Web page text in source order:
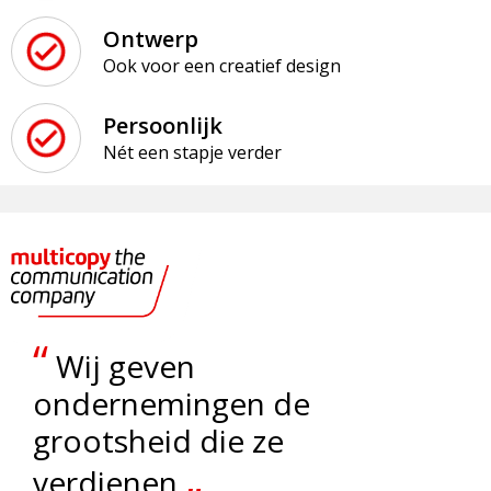
Snoepgoed
Spellen voor binnen en buiten
Sport
Veiligheid, Auto en Fiets
Matrozentassen
Opvouwbare tassen
Papieren tassen
Promotietassen
Rugzakken
Schoudertassen
Sporttassen
Ontwerp
Ook voor een creatief design
Persoonlijk
Nét een stapje verder
“Wij geven
ondernemingen de
grootsheid die ze
verdienen „